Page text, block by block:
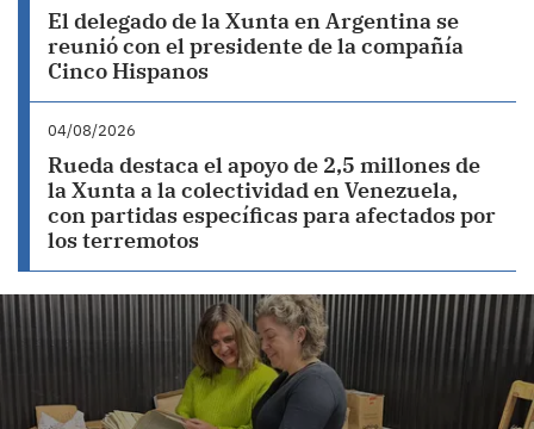
El delegado de la Xunta en Argentina se
reunió con el presidente de la compañía
Cinco Hispanos
04/08/2026
Rueda destaca el apoyo de 2,5 millones de
la Xunta a la colectividad en Venezuela,
con partidas específicas para afectados por
los terremotos